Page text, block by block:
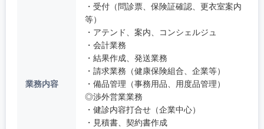
業務内容
・受付（問診票、保険証確認、更衣室案内
等）
・アテンド、案内、コンシェルジュ
・会計業務
・結果作成、発送業務
・請求業務（健康保険組合、企業等）
・備品管理（事務用品、用度品管理）
◎渉外営業業務
・健診内容打合せ（企業中心）
・見積書、契約書作成